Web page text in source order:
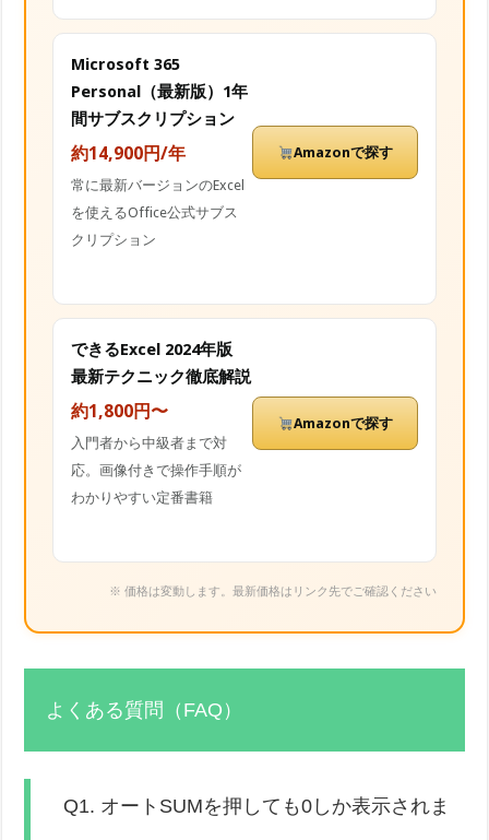
Microsoft 365
Personal（最新版）1年
間サブスクリプション
約14,900円/年
常に最新バージョンのExcel
を使えるOffice公式サブス
クリプション
Amazonで探す
できるExcel 2024年版
最新テクニック徹底解説
約1,800円〜
入門者から中級者まで対
応。画像付きで操作手順が
わかりやすい定番書籍
Amazonで探す
※ 価格は変動します。最新価格はリンク先でご確認ください
よくある質問（FAQ）
Q1. オートSUMを押しても0しか表示されま